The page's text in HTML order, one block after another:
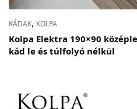
KÁDAK, KOLPA
Kolpa Elektra 190×90
kád le és túlfolyó nélkül